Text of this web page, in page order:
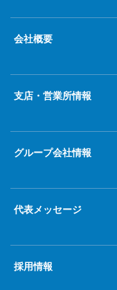
2022年3月
2022年1月
会社概要
支店・営業所情報
グループ会社情報
代表メッセージ
採用情報